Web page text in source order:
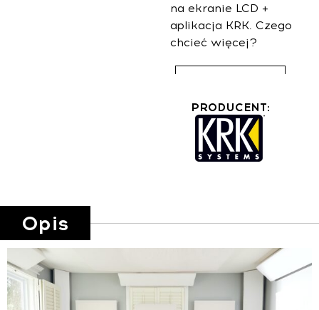
na ekranie LCD +
aplikacja KRK. Czego
chcieć więcej?
PRODUCENT:
Opis